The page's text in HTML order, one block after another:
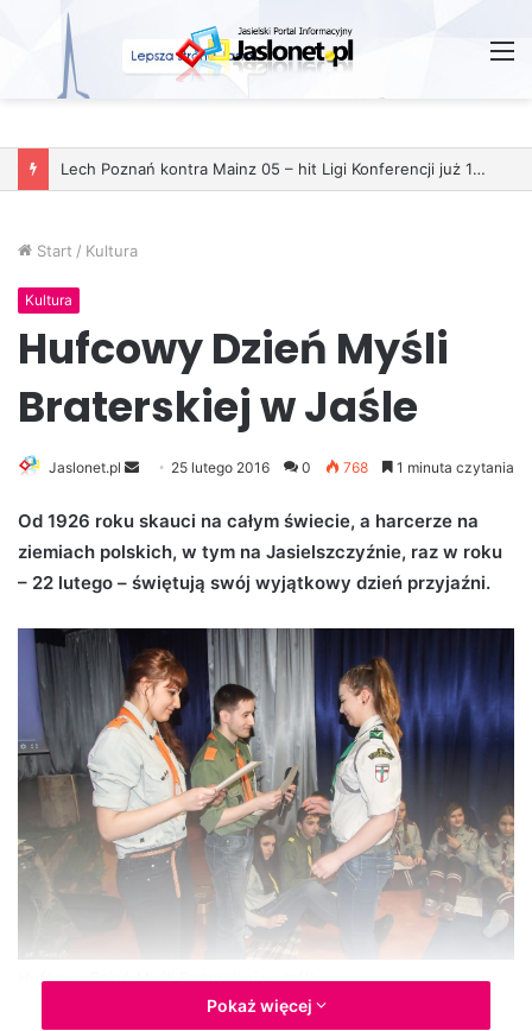
Start / Kultura
Kultura
Hufcowy Dzień Myśli
Braterskiej w Jaśle
Jaslonet.pl
n
d
a
m
a
i
25 lutego 2016 0 768 1 minuta czytania
Od 1926 roku skauci na całym świecie, a harcerze na
ziemiach polskich, w tym na Jasielszczyźnie, raz w roku
– 22 lutego – świętują swój wyjątkowy dzień przyjaźni.
Hufcowy Dzień Myśli Braterskiej w Jaśle
Pokaż więcej